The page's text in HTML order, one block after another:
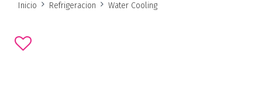
Inicio Refrigeracion Water Cooling